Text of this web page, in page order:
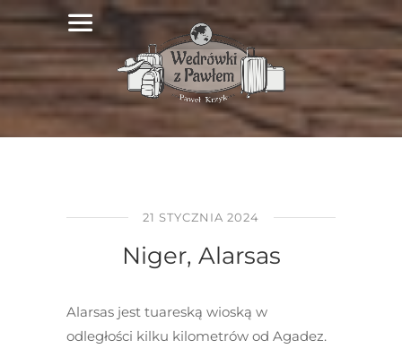
21 STYCZNIA 2024
Niger, Alarsas
Alarsas jest tuareską wioską w
odległości kilku kilometrów od Agadez.